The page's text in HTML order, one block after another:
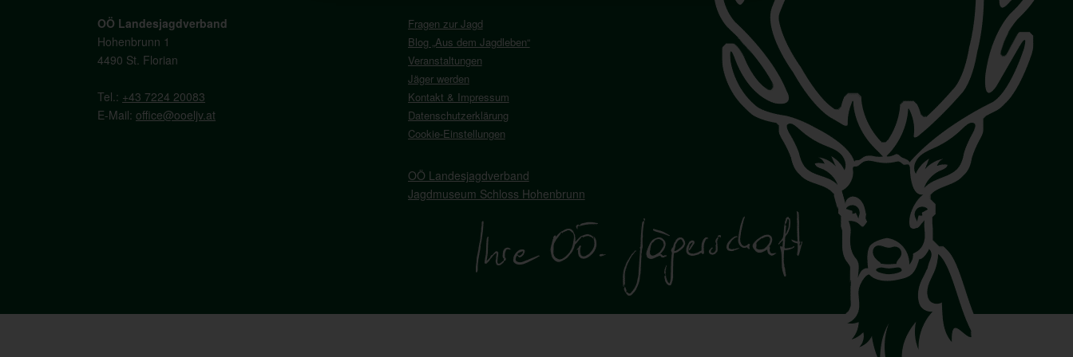
OÖ Landesjagdverband
Hohenbrunn 1
4490 St. Florian
Tel.: +43 7224 20083
E-Mail: office@ooeljv.at
Fragen zur Jagd
Blog „Aus dem Jagdleben“
Veranstaltungen
Jäger werden
Kontakt & Impressum
Datenschutzerklärung
Cookie-Einstellungen
OÖ Landesjagdverband
Jagdmuseum Schloss Hohenbrunn